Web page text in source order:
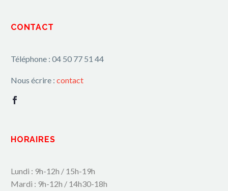
CONTACT
Téléphone : 04 50 77 51 44
Nous écrire : contact
HORAIRES
Lundi : 9h-12h / 15h-19h
Mardi : 9h-12h / 14h30-18h